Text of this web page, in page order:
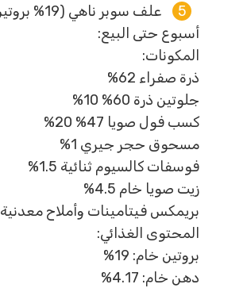
أسبوع حتى البيع:
المكونات:
ذرة صفراء 62%
جلوتين ذرة 60% 10%
كسب فول صويا 47% 20%
مسحوق حجر جيري 1%
فوسفات كالسيوم ثنائية 1.5%
زيت صويا خام 4.5%
بريمكس فيتامينات وأملاح معدنية 0.3%
المحتوى الغذائي:
بروتين خام: 19%
دهن خام: 4.17%